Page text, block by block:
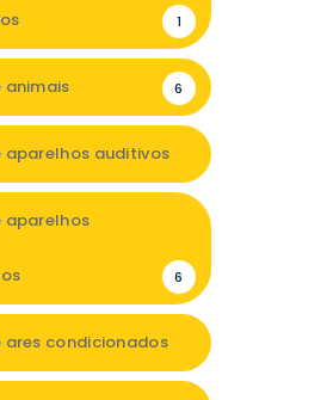
1
animais 6
aparelhos auditivos
aparelhos
6
ares condicionados